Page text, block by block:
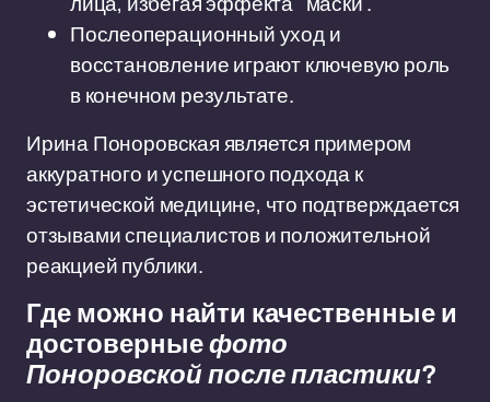
Послеоперационный уход и
восстановление играют ключевую роль
в конечном результате.
Ирина Поноровская является примером
аккуратного и успешного подхода к
эстетической медицине, что подтверждается
отзывами специалистов и положительной
реакцией публики.
Где можно найти качественные и
достоверныефото
Поноровской после пластики?